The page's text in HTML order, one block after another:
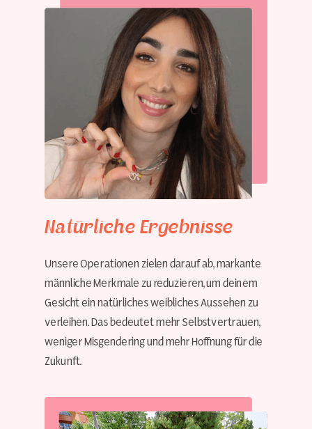
Natürliche Ergebnisse
Unsere Operationen zielen darauf ab, markante
männliche Merkmale zu reduzieren, um deinem
Gesicht ein natürliches weibliches Aussehen zu
verleihen. Das bedeutet mehr Selbstvertrauen,
weniger Misgendering und mehr Hoffnung für die
Zukunft.